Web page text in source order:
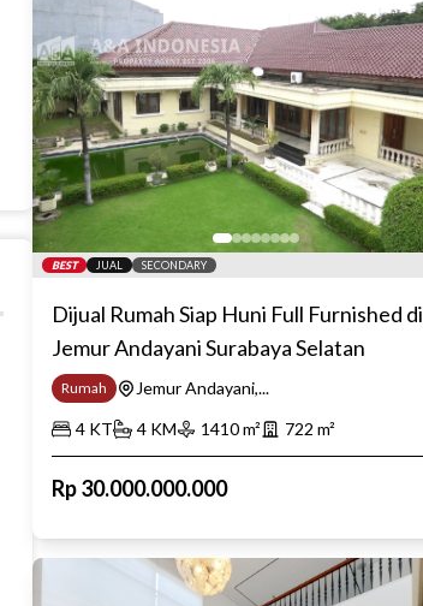
BEST JUAL SECONDARY
Dijual Rumah Siap Huni Full Furnished di
Jemur Andayani Surabaya Selatan
Rumah
Jemur Andayani,...
4KT 4KM 1410m² 722 m²
Rp30.000.000.000